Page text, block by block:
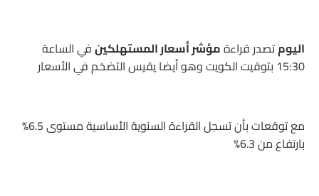
اليومتصدر قراءةمؤشر أسعار المستهلكينفي الساعة
15:30 بتوقيت الكويت وهو أيضا يقيس التضخم في الأسعار
مع توقعات بأن تسجل القراءة السنوية الأساسية مستوى 6.5%
بارتفاع من 6.3%